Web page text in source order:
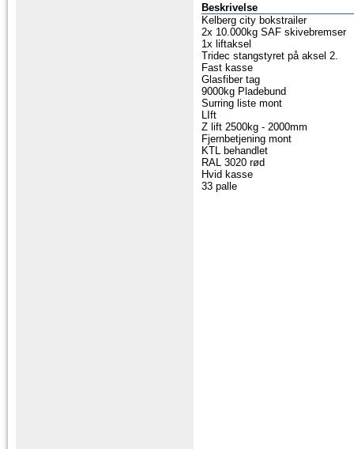
Beskrivelse
Kelberg city bokstrailer
2x 10.000kg SAF skivebremser
1x liftaksel
Tridec stangstyret på aksel 2.
Fast kasse
Glasfiber tag
9000kg Pladebund
Surring liste mont
LIft
Z lift 2500kg - 2000mm
Fjernbetjening mont
KTL behandlet
RAL 3020 rød
Hvid kasse
33 palle